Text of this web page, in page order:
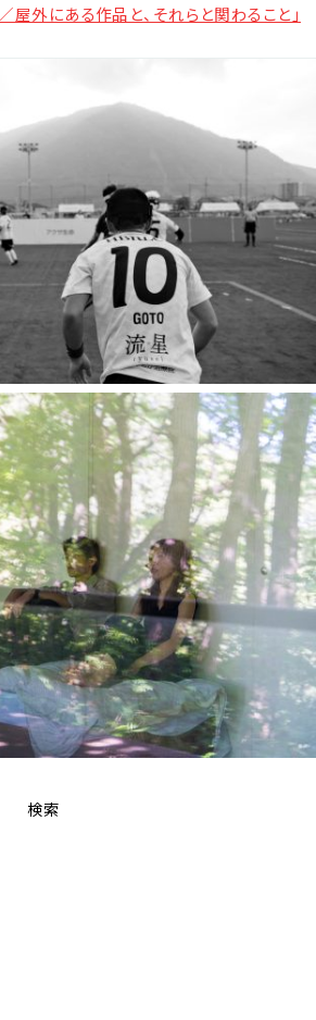
松本一哉「 を 聴く 」
地理×イリナ・グリゴレ「身体が透明に
奧森 (ヴァル・リ) オンライントーク
play back」
ブルな人たち」 in Aomori
ープンミーティング
井戸端の庭＠ACAC
んなのレシピからうまれる「声を聞くご
「オーディオ・ガイド #4 ここにたつ青森
屋外にある作品と、それらと関わること」
検索